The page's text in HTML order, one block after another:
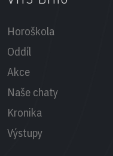
Horoškola
Oddíl
Akce
Naše chaty
Kronika
Výstupy